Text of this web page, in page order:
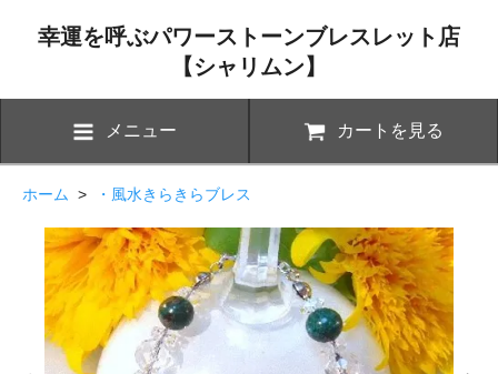
幸運を呼ぶパワーストーンブレスレット店
【シャリムン】
メニュー カートを見る
ホーム > ・風水きらきらブレス